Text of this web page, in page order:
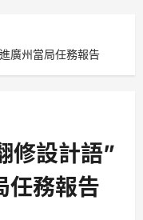
廣州當局任務報告
修設計語”
任務報告